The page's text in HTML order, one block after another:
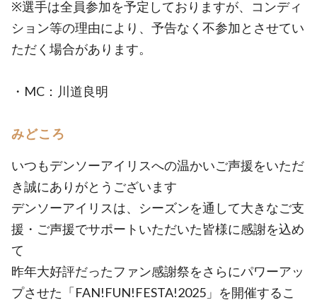
※選手は全員参加を予定しておりますが、コンディ
ション等の理由により、予告なく不参加とさせてい
ただく場合があります。
・MC：川道良明
みどころ
いつもデンソーアイリスへの温かいご声援をいただ
き誠にありがとうございます
デンソーアイリスは、シーズンを通して大きなご支
援・ご声援でサポートいただいた皆様に感謝を込め
て
昨年大好評だったファン感謝祭をさらにパワーアッ
プさせた「FAN!FUN!FESTA!2025」を開催するこ